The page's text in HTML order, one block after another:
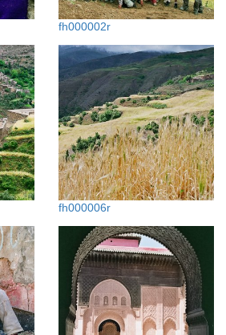
fh000002r
fh000006r